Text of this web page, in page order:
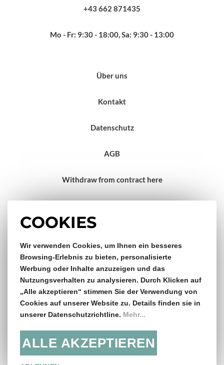
COOKIES
Wir verwenden Cookies, um Ihnen ein besseres
Browsing-Erlebnis zu bieten, personalisierte
Werbung oder Inhalte anzuzeigen und das
Nutzungsverhalten zu analysieren. Durch Klicken auf
„Alle akzeptieren“ stimmen Sie der Verwendung von
Cookies auf unserer Website zu. Details finden sie in
unserer Datenschutzrichtline. Mehr...
ALLE AKZEPTIEREN
+43 662 871435
Mo - Fr: 9:30 - 18:00, Sa: 9:30 - 13:00
Über uns
Kontakt
Datenschutz
AGB
Withdraw from contract here
Gratis Versand & Rückversand
ab €150,- Bestellwert
14 Tage Rückgaberecht